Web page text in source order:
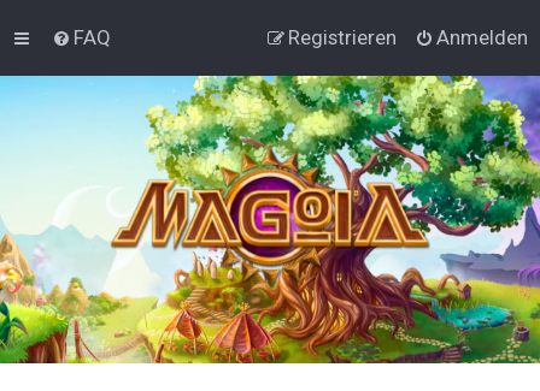
FAQ Anmelden
Registrieren